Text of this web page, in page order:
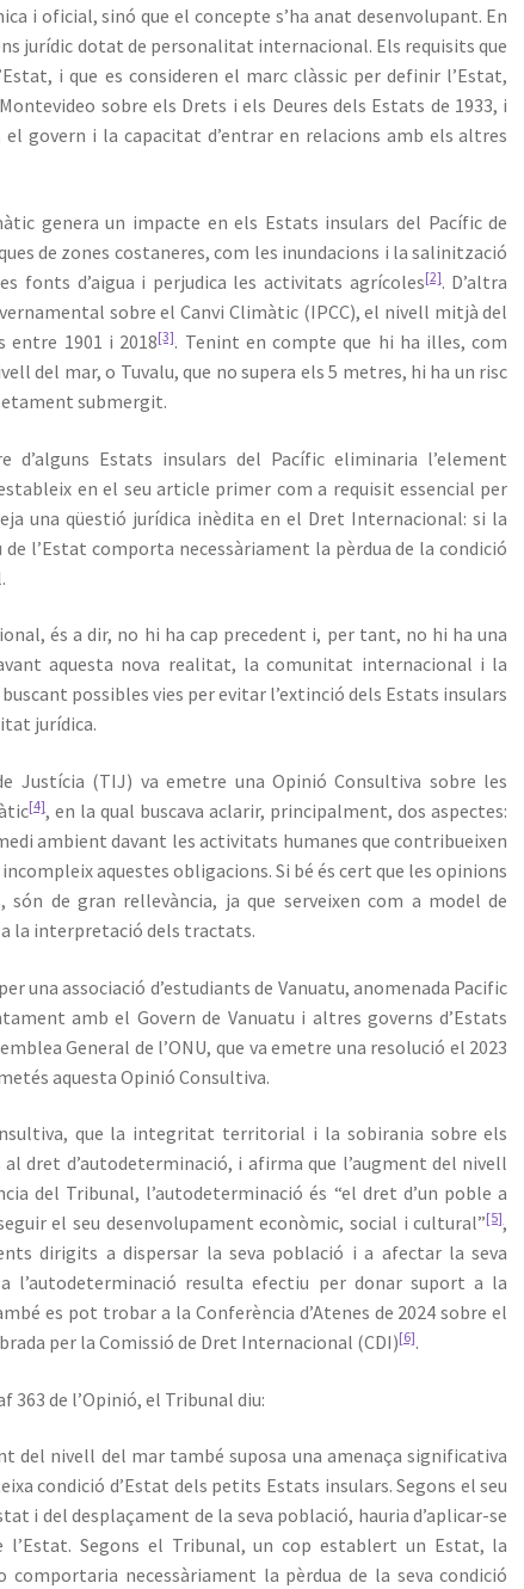
i oficial, sinó que el concepte s’ha anat desenvolupant. En
jurídic dotat de personalitat internacional. Els requisits que
i que es consideren el marc clàssic per definir l’Estat,
sobre els Drets i els Deures dels Estats de 1933, i
govern i la capacitat d’entrar en relacions amb els altres
genera un impacte en els Estats insulars del Pacífic de
de zones costaneres, com les inundacions i la salinització
fonts d’aigua i perjudica les activitats agrícoles[2]. D’altra
sobre el Canvi Climàtic (IPCC), el nivell mitjà del
1901 i 2018[3]. Tenint en compte que hi ha illes, com
del mar, o Tuvalu, que no supera els 5 metres, hi ha un risc
submergit.
Estats insulars del Pacífic eliminaria l’element
en el seu article primer com a requisit essencial per
una qüestió jurídica inèdita en el Dret Internacional: si la
l’Estat comporta necessàriament la pèrdua de la condició
és a dir, no hi ha cap precedent i, per tant, no hi ha una
aquesta nova realitat, la comunitat internacional i la
possibles vies per evitar l’extinció dels Estats insulars
jurídica.
Justícia (TIJ) va emetre una Opinió Consultiva sobre les
[4], en la qual buscava aclarir, principalment, dos aspectes:
ambient davant les activitats humanes que contribueixen
aquestes obligacions. Si bé és cert que les opinions
de gran rellevància, ja que serveixen com a model de
la interpretació dels tractats.
una associació d’estudiants de Vanuatu, anomenada Pacific
amb el Govern de Vanuatu i altres governs d’Estats
General de l’ONU, que va emetre una resolució el 2023
aquesta Opinió Consultiva.
que la integritat territorial i la sobirania sobre els
dret d’autodeterminació, i afirma que l’augment del nivell
del Tribunal, l’autodeterminació és “el dret d’un poble a
el seu desenvolupament econòmic, social i cultural”[5],
dirigits a dispersar la seva població i a afectar la seva
resulta efectiu per donar suport a la
es pot trobar a la Conferència d’Atenes de 2024 sobre el
per la Comissió de Dret Internacional (CDI)[6].
363 de l’Opinió, el Tribunal diu:
del nivell del mar també suposa una amenaça significativa
condició d’Estat dels petits Estats insulars. Segons el seu
i del desplaçament de la seva població, hauria d’aplicar-se
Segons el Tribunal, un cop establert un Estat, la
necessàriament la pèrdua de la seva condició